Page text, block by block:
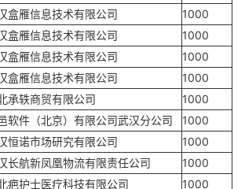
盒雁信息技术有限公司
1000
盒雁信息技术有限公司
1000
盒雁信息技术有限公司
1000
盒雁信息技术有限公司
1000
承轶商贸有限公司
1000
软件（北京）有限公司武汉分公司
1000
恒诺市场研究有限公司
1000
长航新凤凰物流有限责任公司
1000
疤护士医疗科技有限公司 1000